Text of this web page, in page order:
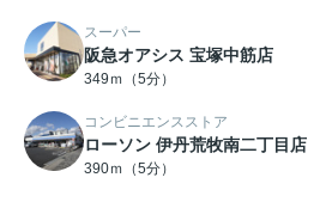
スーパー
阪急オアシス 宝塚中筋店
349ｍ（5分）
コンビニエンスストア
ローソン 伊丹荒牧南二丁目店
390ｍ（5分）